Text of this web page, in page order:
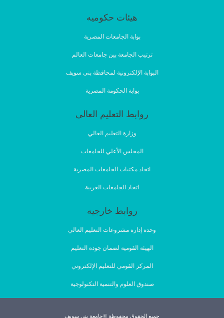
هيئات حكوميه
بوابة الجامعات المصرية
ترتيب الجامعة بين جامعات العالم
البوابة الإلكترونية لمحافظة بني سويف
بوابة الحكومة المصرية
روابط التعليم العالى
وزارة التعليم العالي
المجلس الأعلي للجامعات
اتحاد مكتبات الجامعات المصرية
اتحاد الجامعات العربية
روابط خارجيه
وحدة إدارة مشروعات التعليم العالي
الهيئة القومية لضمان جودة التعليم
المركز القومي للتعليم الإلكتروني
صندوق العلوم والتنمية التكنولوجية
جميع الحقوق محفوظة ©جامعة بنى سويف